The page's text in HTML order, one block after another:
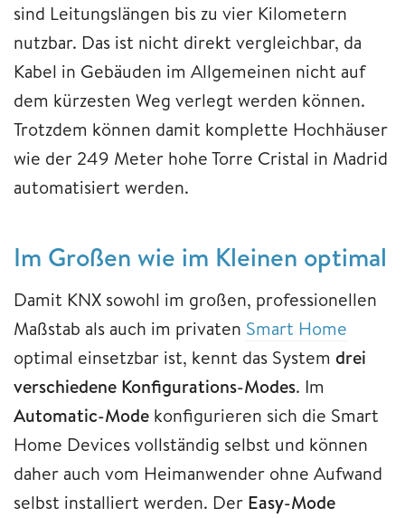
sind Leitungslängen bis zu vier Kilometern
nutzbar. Das ist nicht direkt vergleichbar, da
Kabel in Gebäuden im Allgemeinen nicht auf
dem kürzesten Weg verlegt werden können.
Trotzdem können damit komplette Hochhäuser
wie der 249 Meter hohe Torre Cristal in Madrid
automatisiert werden.
Im Großen wie im Kleinen optimal
Damit KNX sowohl im großen, professionellen
Maßstab als auch im privaten Smart Home
optimal einsetzbar ist, kennt das System drei
verschiedene Konfigurations-Modes. Im
Automatic-Mode konfigurieren sich die Smart
Home Devices vollständig selbst und können
daher auch vom Heimanwender ohne Aufwand
selbst installiert werden. Der Easy-Mode